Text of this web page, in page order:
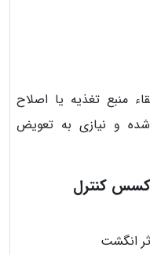
منبع تغذیه یا اصلاح
و نیازی به تعویض
کنترل
انگشت